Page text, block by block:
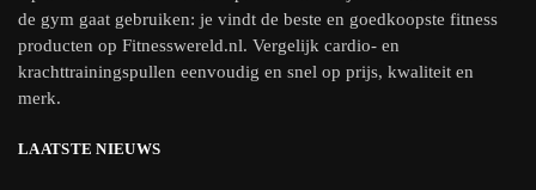
de gym gaat gebruiken: je vindt de beste en goedkoopste fitness
producten op Fitnesswereld.nl. Vergelijk cardio- en
krachttrainingspullen eenvoudig en snel op prijs, kwaliteit en
merk.
LAATSTE NIEUWS